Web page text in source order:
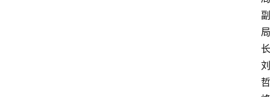
副
局
长
刘
哲